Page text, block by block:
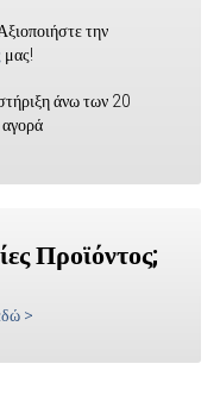
την
μας!
άνω των 20
αγορά
Προϊόντος;
>